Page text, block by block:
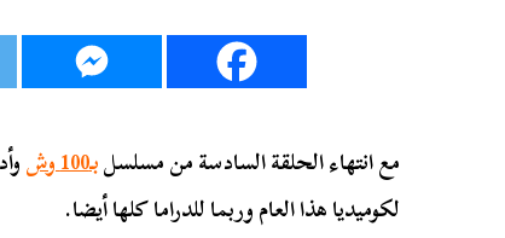
مع انتهاء الحلقة السادسة من مسلسلبـ100 وش
لكوميديا هذا العام وربما للدراما كلها أيضا.